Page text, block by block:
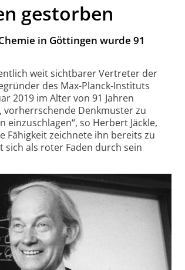
gestorben
in Göttingen wurde 91
weit sichtbarer Vertreter der
des Max-Planck-Instituts
2019 im Alter von 91 Jahren
vorherrschende Denkmuster zu
so Herbert Jäckle,
Fähigkeit zeichnete ihn bereits zu
sich als roter Faden durch sein